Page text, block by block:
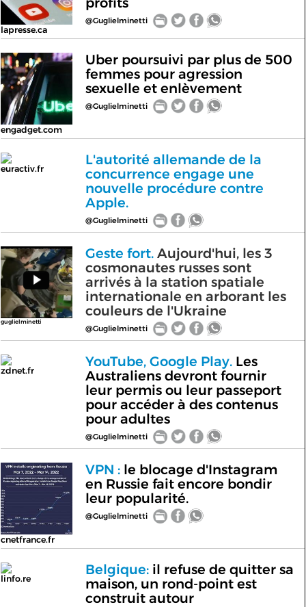
lapresse.ca
@Guglielminetti
engadget.com
Uber poursuivi par plus de 500
femmes pour agression
sexuelle et enlèvement
@Guglielminetti
euractiv.fr
L'autorité allemande de la
concurrence engage une
nouvelle procédure contre
Apple.
@Guglielminetti
guglielminetti
Geste fort.Aujourd'hui, les 3
cosmonautes russes sont
arrivés à la station spatiale
internationale en arborant les
couleurs de l'Ukraine
@Guglielminetti
zdnet.fr
YouTube, Google Play.Les
Australiens devront fournir
leur permis ou leur passeport
pour accéder à des contenus
pour adultes
@Guglielminetti
cnetfrance.fr
VPN :le blocage d'Instagram
en Russie fait encore bondir
leur popularité.
@Guglielminetti
linfo.re
Belgique:il refuse de quitter sa
maison, un rond-point est
construit autour